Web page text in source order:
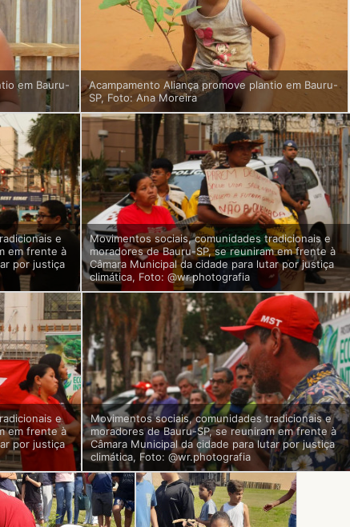
em Bauru-
Acampamento Aliança promove plantio em Bauru-
SP, Foto: Ana Moreira
e
em frente à
por justiça
Movimentos sociais, comunidades tradicionais e
moradores de Bauru-SP, se reuniram em frente à
Câmara Municipal da cidade para lutar por justiça
climática, Foto: @wr.photografia
e
em frente à
por justiça
Movimentos sociais, comunidades tradicionais e
moradores de Bauru-SP, se reuniram em frente à
Câmara Municipal da cidade para lutar por justiça
climática, Foto: @wr.photografia